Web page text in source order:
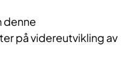
denne
på videreutvikling av